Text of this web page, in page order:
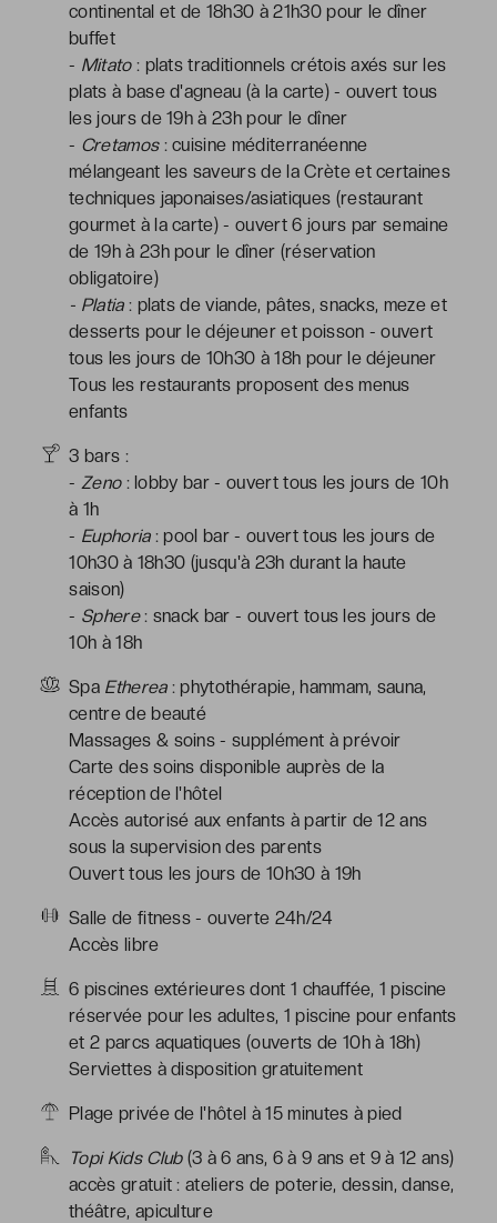
continental et de 18h30 à 21h30 pour le dîner
buffet
- Mitato: plats traditionnels crétois axés sur les
plats à base d'agneau (à la carte) - ouvert tous
les jours de 19h à 23h pour le dîner
- Cretamos: cuisine méditerranéenne
mélangeant les saveurs de la Crète et certaines
techniques japonaises/asiatiques (restaurant
gourmet à la carte) - ouvert 6 jours par semaine
de 19h à 23h pour le dîner (réservation
obligatoire)
- Platia: plats de viande, pâtes, snacks, meze et
desserts pour le déjeuner et poisson - ouvert
tous les jours de 10h30 à 18h pour le déjeuner
Tous les restaurants proposent des menus
enfants
3 bars :
- Zeno: lobby bar - ouvert tous les jours de 10h
à 1h
- Euphoria: pool bar - ouvert tous les jours de
10h30 à 18h30 (jusqu'à 23h durant la haute
saison)
- Sphere: snack bar - ouvert tous les jours de
10h à 18h
Spa Etherea: phytothérapie, hammam, sauna,
centre de beauté
Massages & soins - supplément à prévoir
Carte des soins disponible auprès de la
réception de l'hôtel
Accès autorisé aux enfants à partir de 12 ans
sous la supervision des parents
Ouvert tous les jours de 10h30 à 19h
Salle de fitness - ouverte 24h/24
Accès libre
6 piscines extérieures dont 1 chauffée, 1 piscine
réservée pour les adultes, 1 piscine pour enfants
et 2 parcs aquatiques (ouverts de 10h à 18h)
Serviettes à disposition gratuitement
Plage privée de l'hôtel à 15 minutes à pied
Topi Kids Club(3 à 6 ans, 6 à 9 ans et 9 à 12 ans)
accès gratuit : ateliers de poterie, dessin, danse,
théâtre, apiculture